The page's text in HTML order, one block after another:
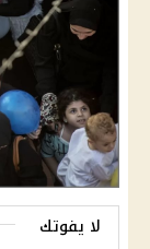
لا يفوتك